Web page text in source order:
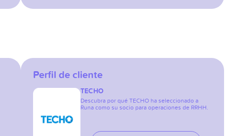
Perfil de cliente
TECHO
Descubra por qué TECHO ha seleccionado a
Runa como su socio para operaciones de RRHH.